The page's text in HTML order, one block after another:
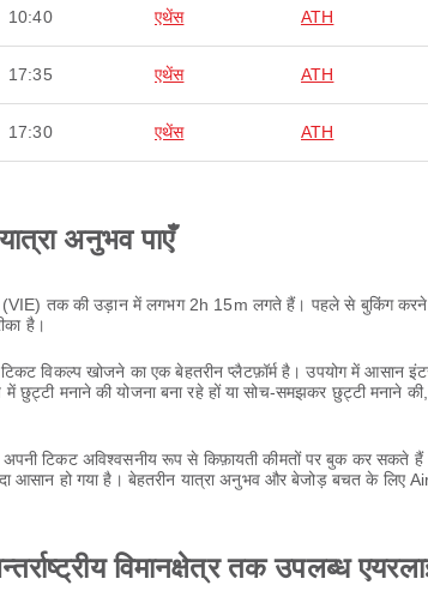
10:40 एथेंस ATH
17:35 एथेंस ATH
17:30 एथेंस ATH
अनुभव पाएँ
(VIE) तक की उड़ान में लगभग 2h 15m लगते हैं। पहले से बुकिंग
है।
विकल्प खोजने का एक बेहतरीन प्लैटफ़ॉर्म है। उपयोग में
मनाने की योजना बना रहे हों या सोच-समझकर छुट्टी मनाने
अविश्वसनीय रूप से किफ़ायती कीमतों पर बुक कर सकते हैं।
आसान हो गया है। बेहतरीन यात्रा अनुभव और बेजोड़ बचत के लिए
विमानक्षेत्र तक उपलब्ध